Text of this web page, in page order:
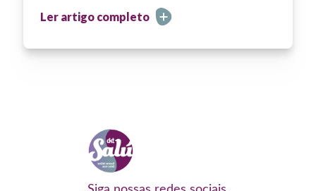
Ler artigo completo